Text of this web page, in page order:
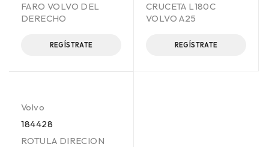
FARO VOLVO DEL
DERECHO
REGÍSTRATE
CRUCETA L180C
VOLVO A25
REGÍSTRATE
Volvo
184428
ROTULA DIRECION